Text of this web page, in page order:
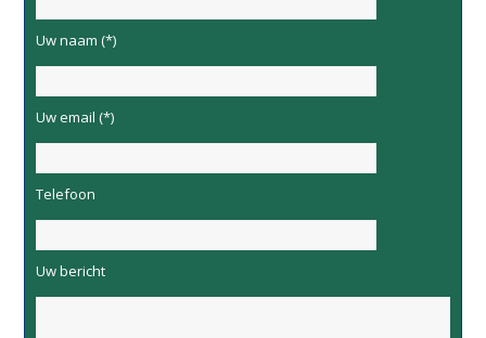
Uw naam (*)
Uw email (*)
Telefoon
Uw bericht